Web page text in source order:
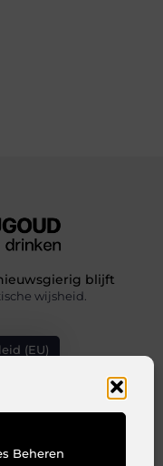
Beheren
blijft
wijsheid.
(EU)